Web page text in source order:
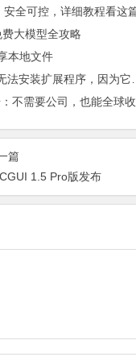
全可控，详细教程看这
大模型全攻略
本地文件
，因为它使用了不受支持的清单版本“
需要公司，也能全球收款了
篇
1.5 Pro版发布